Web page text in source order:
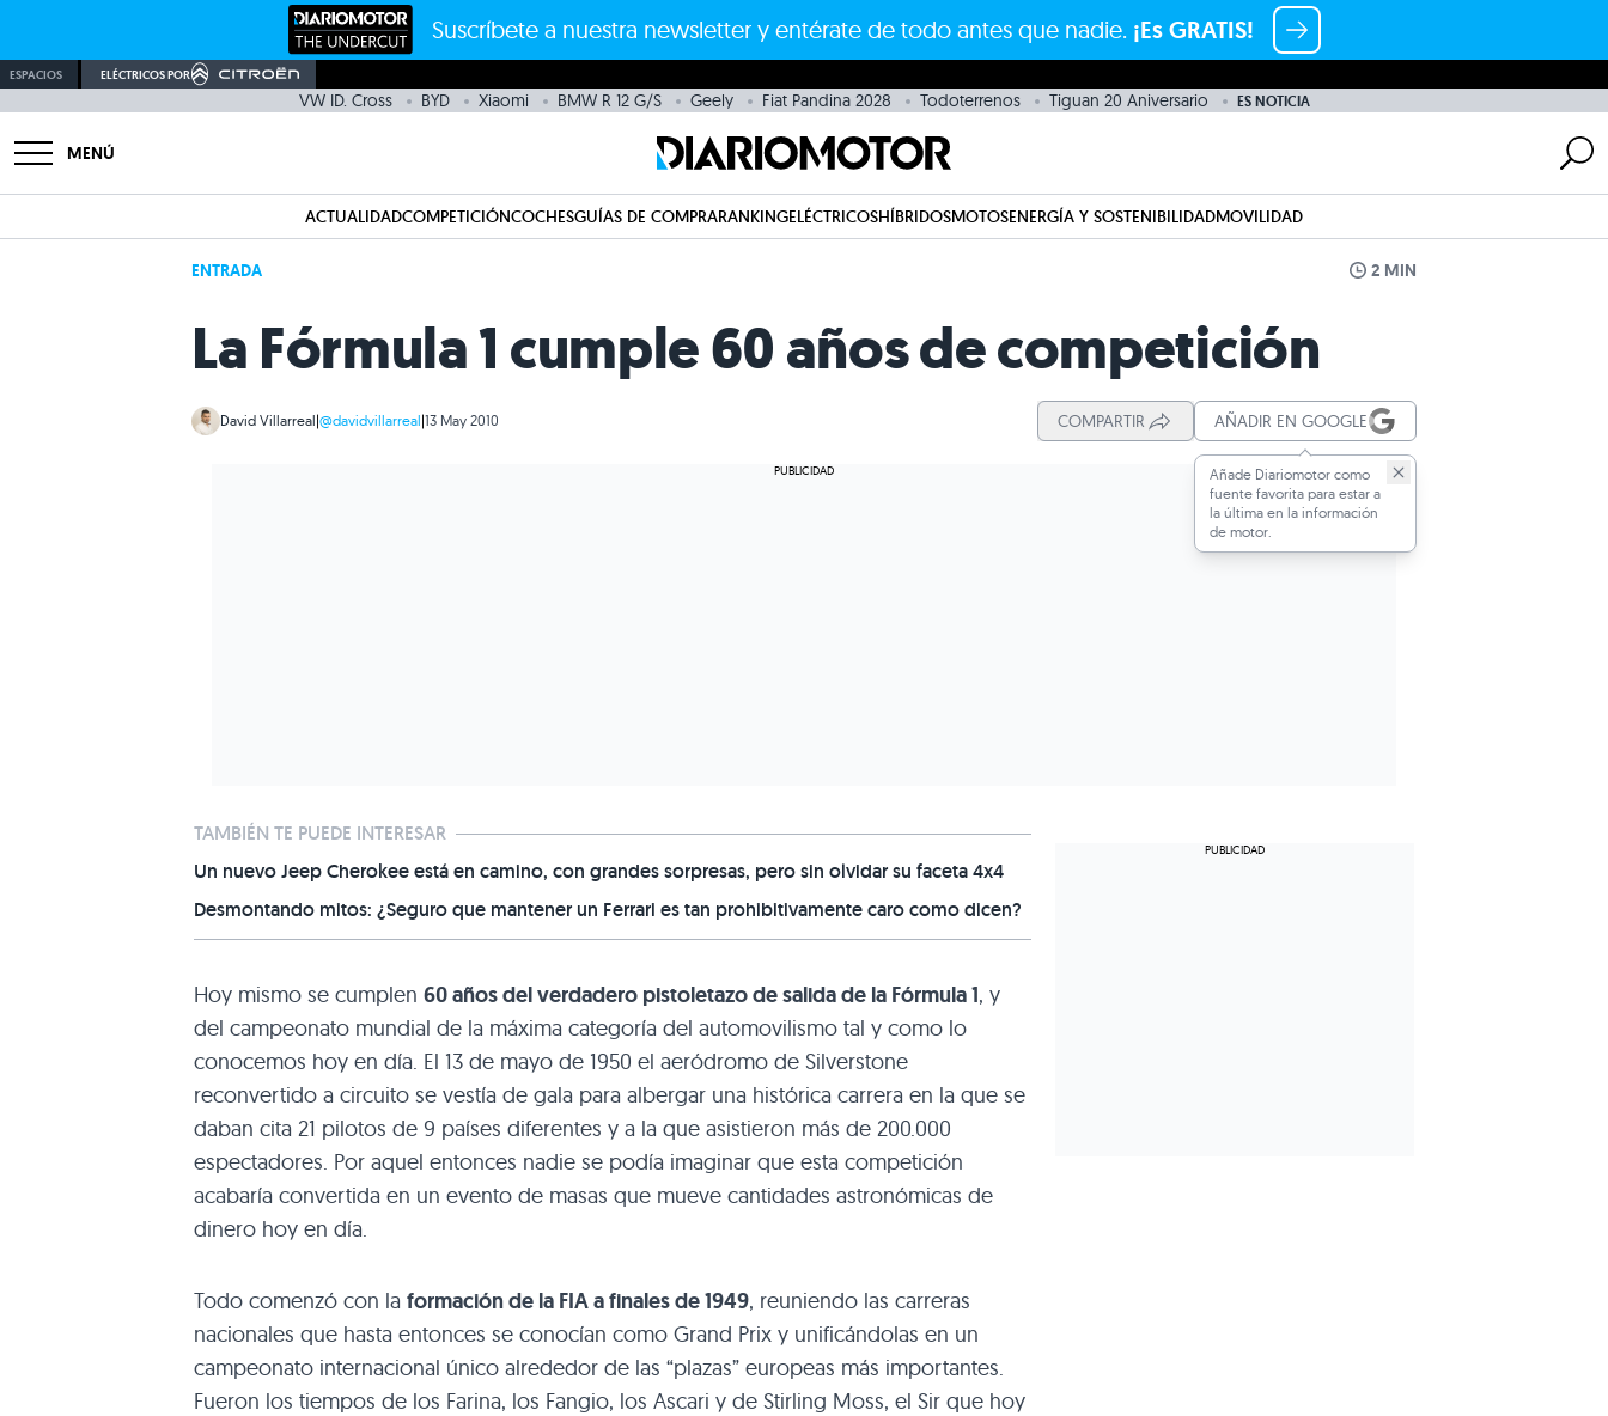
Suscríbete a nuestra newsletter y entérate de todo antes que nadie. ¡Es GRATIS!
ESPACIOS ELÉCTRICOS POR
VW ID. Cross BYD Xiaomi BMW R 12 G/S Geely Fiat Pandina 2028 Todoterrenos Tiguan 20 Aniversario ES NOTICIA
MENÚ
ACTUALIDADCOMPETICIÓNCOCHESGUÍAS DE COMPRARANKINGELÉCTRICOSHÍBRIDOSMOTOSENERGÍA Y SOSTENIBILIDADMOVILIDAD
ENTRADA 2 MIN
La Fórmula 1 cumple 60 años de competición
David Villarreal|@davidvillarreal|13 May 2010 COMPARTIR AÑADIR EN GOOGLE
Añade Diariomotor como
fuente favorita para estar a
la última en la información
de motor.
TAMBIÉN TE PUEDE INTERESAR
Un nuevo Jeep Cherokee está en camino, con grandes sorpresas, pero sin olvidar su faceta 4x4
Desmontando mitos: ¿Seguro que mantener un Ferrari es tan prohibitivamente caro como dicen?
Hoy mismo se cumplen 60 años del verdadero pistoletazo de salida de la Fórmula 1, y
del campeonato mundial de la máxima categoría del automovilismo tal y como lo
conocemos hoy en día. El 13 de mayo de 1950 el aeródromo de Silverstone
reconvertido a circuito se vestía de gala para albergar una histórica carrera en la que se
daban cita 21 pilotos de 9 países diferentes y a la que asistieron más de 200.000
espectadores. Por aquel entonces nadie se podía imaginar que esta competición
acabaría convertida en un evento de masas que mueve cantidades astronómicas de
dinero hoy en día.
Todo comenzó con la formación de la FIAa finales de 1949, reuniendo las carreras
nacionales que hasta entonces se conocían como Grand Prix y unificándolas en un
campeonato internacional único alrededor de las “plazas” europeas más importantes.
Fueron los tiempos de los Farina, los Fangio, los Ascari y de Stirling Moss, el Sir que hoy